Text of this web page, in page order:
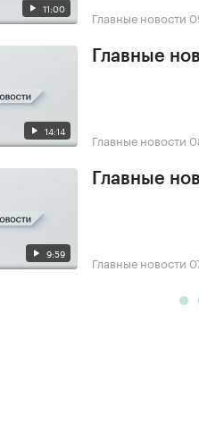
11:00 Главные новости
14:14
Главные
Главные новости
9:59
Главные
Главные новости